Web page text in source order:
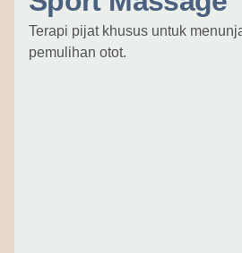
Terapi pijat khusus untuk
pemulihan otot.